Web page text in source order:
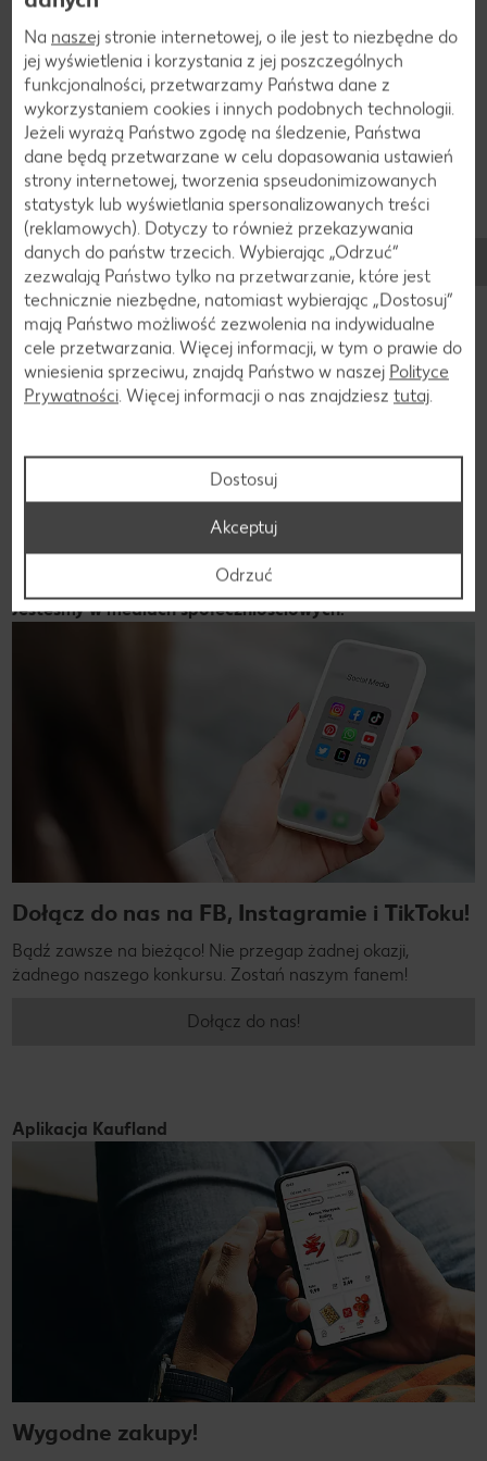
3
Umyć pierś z kaczki, na sucha pobić, naciąć skórę
w romby, doprawić obydwie strony solą i pieprzem
i podpiekać na pozostałym oleju w naczyniu
żaroodpornym. Dodać tymianek i dusić w
piekarniku rozgrzanym uprzednio w tem. 180 °C
(Gaz: stopień 3, termo obieg 160 °C) ok. 15-20
min. Doprawić risotto Crème fraîche i połową
parmezanu i przyprawić solą i pieprzem. Ułożyć
na talerzu risotto, pierś z kaczki i chipsy
warzywne, risotto posypać pozostałym
parmezanem i orzechami włoskimi, ew.
udekorować pietruszką i podawać.
Wróć
Jesteśmy w mediach społeczniościowych!
Dołącz do nas na FB, Instagramie i TikToku!
Bądź zawsze na bieżąco! Nie przegap żadnej okazji,
żadnego naszego konkursu. Zostań naszym fanem!
Dołącz do nas!
Aplikacja Kaufland
Wygodne zakupy!
Na naszej stronie internetowej, o ile jest to niezbędne do
jej wyświetlenia i korzystania z jej poszczególnych
funkcjonalności, przetwarzamy Państwa dane z
wykorzystaniem cookies i innych podobnych technologii.
Jeżeli wyrażą Państwo zgodę na śledzenie, Państwa
dane będą przetwarzane w celu dopasowania ustawień
strony internetowej, tworzenia spseudonimizowanych
statystyk lub wyświetlania spersonalizowanych treści
(reklamowych). Dotyczy to również przekazywania
danych do państw trzecich. Wybierając „Odrzuć“
zezwalają Państwo tylko na przetwarzanie, które jest
technicznie niezbędne, natomiast wybierając „Dostosuj”
mają Państwo możliwość zezwolenia na indywidualne
cele przetwarzania. Więcej informacji, w tym o prawie do
wniesienia sprzeciwu, znajdą Państwo w naszej Polityce
Prywatności. Więcej informacji o nas znajdziesz tutaj.
Dostosuj
Odrzuć
Akceptuj